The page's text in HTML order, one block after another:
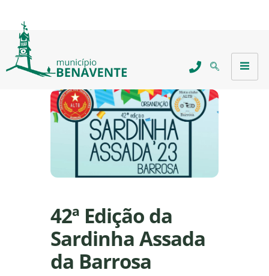
42ª Edição da
Sardinha Assada
da Barrosa